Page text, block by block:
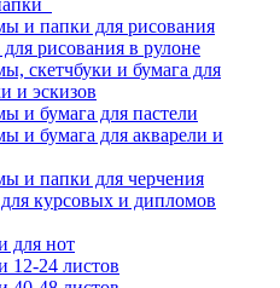
и папки для рисования
рисования в рулоне
скетчбуки и бумага для
и эскизов
и бумага для пастели
и бумага для акварели и
и папки для черчения
курсовых и дипломов
для нот
12-24 листов